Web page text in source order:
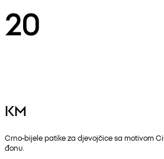
20
KM
Crno-bijele patike za djevojčice sa motivom
đonu.